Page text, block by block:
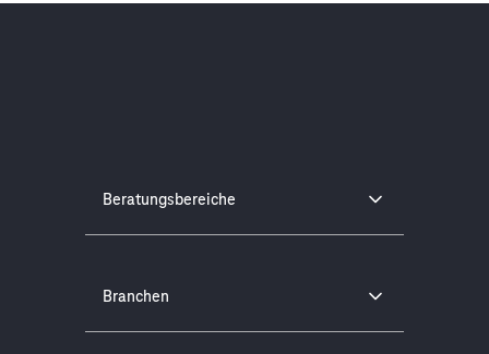
Beratungsbereiche
Branchen